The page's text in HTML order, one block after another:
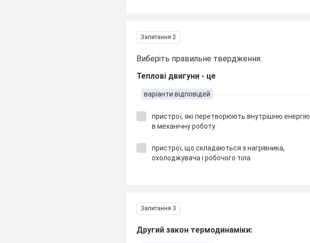
Запитання 2
Виберіть правильне твердження.
Теплові двигуни - це
варіанти відповідей
пристрої, які перетворюють внутрішню енергію
в механічну роботу
пристрої, що складаються з нагрівника,
охолоджувача і робочого тіла
Запитання 3
Другий закон термодинаміки: